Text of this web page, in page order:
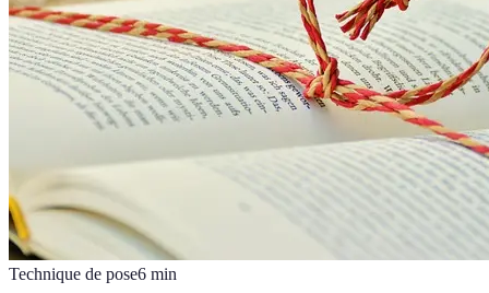
Technique de pose6 min